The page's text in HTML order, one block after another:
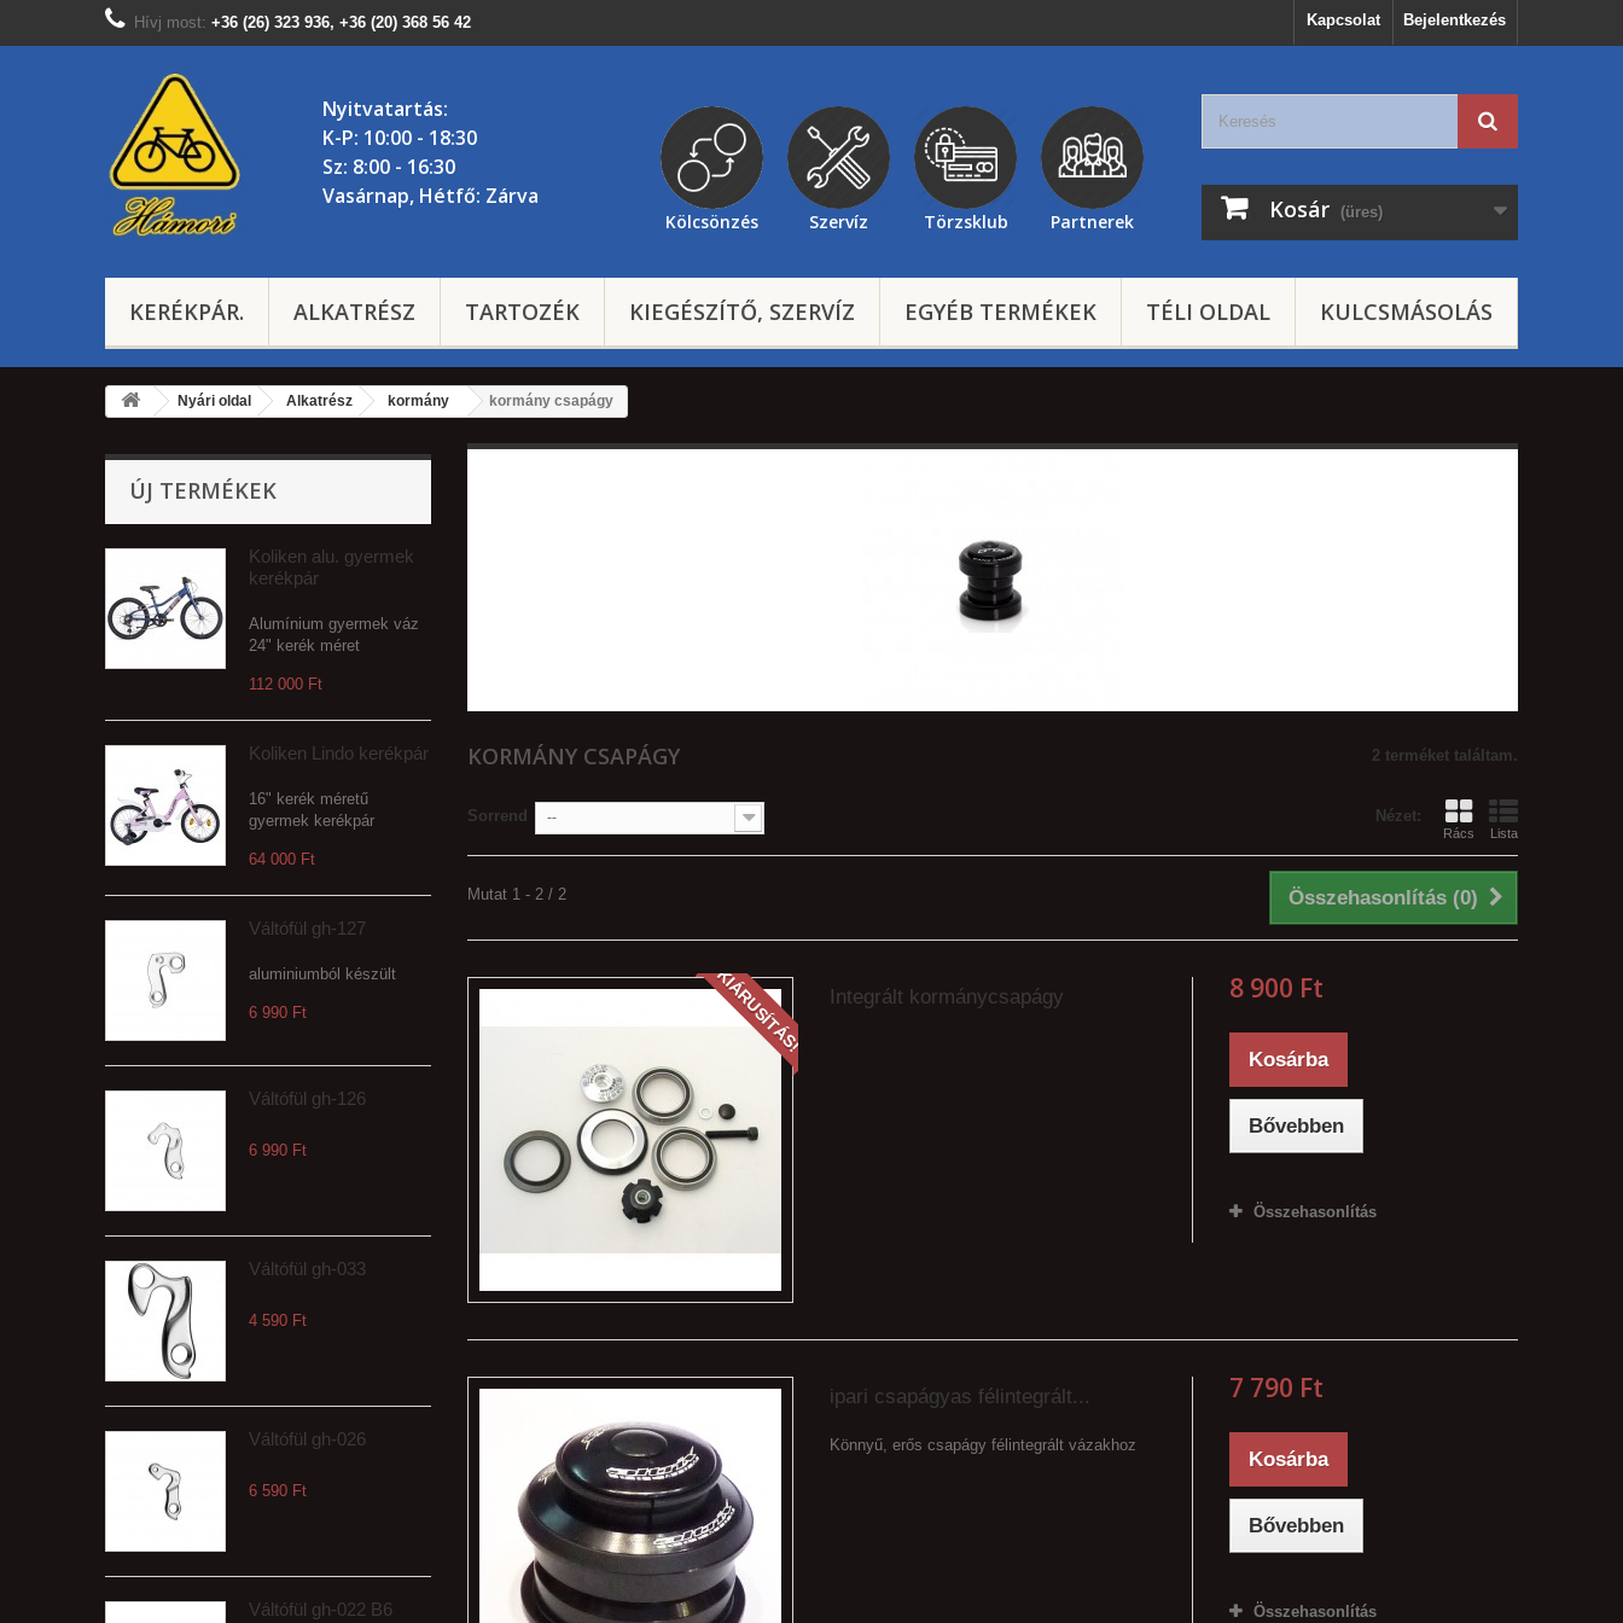
Bejelentkezés
Kapcsolat
Hívj most: +36 (26) 323 936, +36 (20) 368 56 42
Nyitvatartás:
K-P: 10:00 - 18:30
Sz: 8:00 - 16:30
Vasárnap, Hétfő: Zárva
Kölcsönzés Szervíz Törzsklub Partnerek Kosár (üres)
KERÉKPÁR. ALKATRÉSZ TARTOZÉK KIEGÉSZÍTŐ, SZERVÍZ EGYÉB TERMÉKEK TÉLI OLDAL KULCSMÁSOLÁS
Nyári oldal Alkatrész kormány kormány csapágy
ÚJ TERMÉKEK
Koliken alu. gyermek
kerékpár
Alumínium gyermek váz
24" kerék méret
112 000 Ft‎
Koliken Lindo kerékpár
16" kerék méretű
gyermek kerékpár
64 000 Ft‎
Váltófül gh-127
aluminiumból készült
6 990 Ft‎
Váltófül gh-126
6 990 Ft‎
Váltófül gh-033
4 590 Ft‎
Váltófül gh-026
6 590 Ft‎
Váltófül gh-022 B6
KORMÁNY CSAPÁGY 2 terméket találtam.
Nézet:
Rács Lista
Sorrend --
Összehasonlítás (0)
Mutat 1 - 2 / 2
KIÁRUSÍTÁS! Integrált kormánycsapágy 8 900 Ft‎
Kosárba
Bővebben
Összehasonlítás
ipari csapágyas félintegrált...
Könnyű, erős csapágy félintegrált vázakhoz
7 790 Ft‎
Kosárba
Bővebben
Összehasonlítás